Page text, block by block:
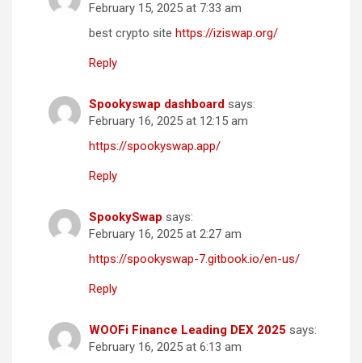
February 15, 2025 at 7:33 am
best crypto site https://iziswap.org/
Reply
Spookyswap dashboard says:
February 16, 2025 at 12:15 am
https://spookyswap.app/
Reply
SpookySwap says:
February 16, 2025 at 2:27 am
https://spookyswap-7.gitbook.io/en-us/
Reply
WOOFi Finance Leading DEX 2025 says:
February 16, 2025 at 6:13 am